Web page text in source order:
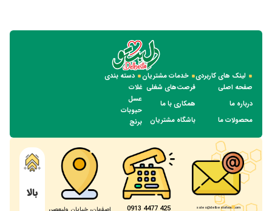
لینک های کاربردی
صفحه اصلی
درباره ما
محصولات ما
خدمات مشتریان
فرصت‌های شغلی
همکاری با ما
باشگاه مشتریان
دسته بندی
غلات
عسل
حبوبات
برنج
sales@delbestofood.com
425 4477 0913 اصفهان، خیابان ولیعصر،
بالا